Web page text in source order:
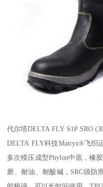
代尔塔DELTA FLY S1P SRO
DELTA FLY科技Matryx®飞织
多次模压成型Phylon中底，橡
磨、耐油、耐酸碱，SRC级防